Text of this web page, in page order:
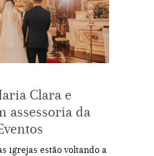
Clara e
assessoria da
igrejas estão voltando a